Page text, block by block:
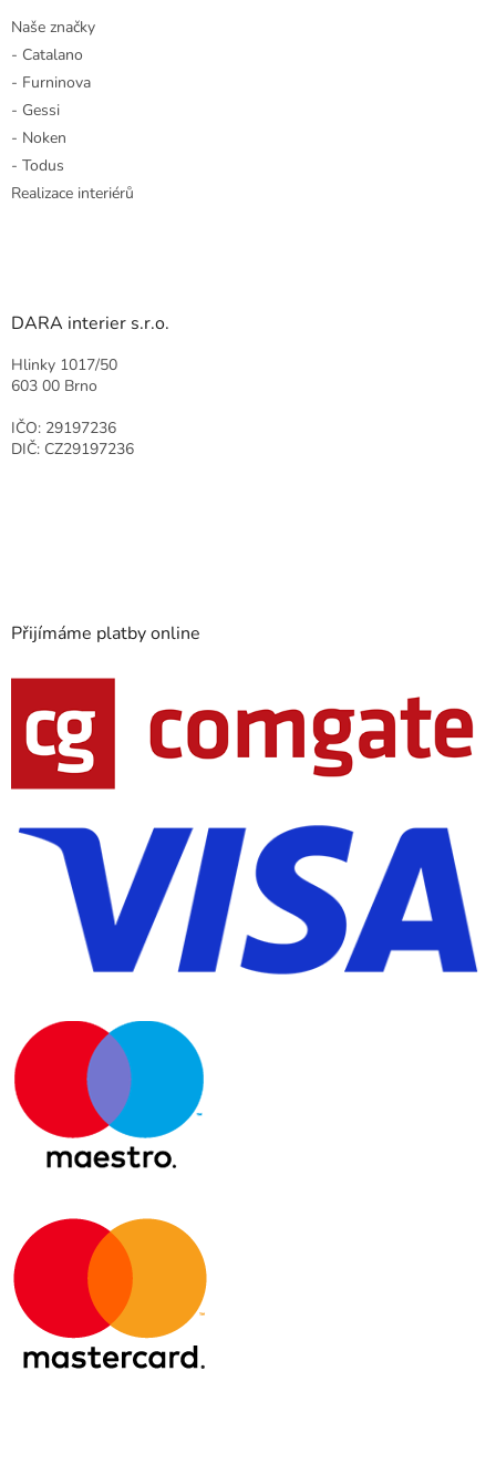
Naše značky
- Catalano
- Furninova
- Gessi
- Noken
- Todus
Realizace interiérů
DARA interier s.r.o.
Hlinky 1017/50
603 00 Brno
IČO: 29197236
DIČ: CZ29197236
Přijímáme platby online